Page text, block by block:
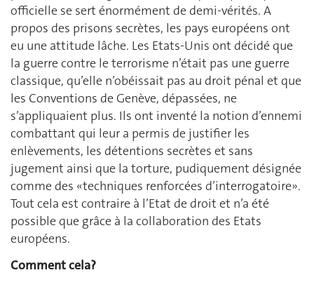
officielle se sert énormément de demi-vérités. A
propos des prisons secrètes, les pays européens ont
eu une attitude lâche. Les Etats-Unis ont décidé que
la guerre contre le terrorisme n’était pas une guerre
classique, qu’elle n’obéissait pas au droit pénal et que
les Conventions de Genève, dépassées, ne
s’appliquaient plus. Ils ont inventé la notion d’ennemi
combattant qui leur a permis de justifier les
enlèvements, les détentions secrètes et sans
jugement ainsi que la torture, pudiquement désignée
comme des «techniques renforcées d’interrogatoire».
Tout cela est contraire à l’Etat de droit et n’a été
possible que grâce à la collaboration des Etats
européens.
Comment cela?